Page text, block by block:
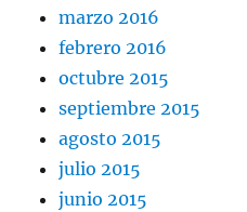
marzo 2016
febrero 2016
octubre 2015
septiembre 2015
agosto 2015
julio 2015
junio 2015